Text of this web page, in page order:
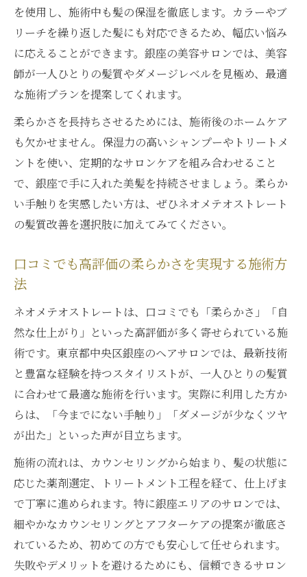
を使用し、施術中も髪の保湿を徹底します。カラーやブ
リーチを繰り返した髪にも対応できるため、幅広い悩み
に応えることができます。銀座の美容サロンでは、美容
師が一人ひとりの髪質やダメージレベルを見極め、最適
な施術プランを提案してくれます。
柔らかさを長持ちさせるためには、施術後のホームケア
も欠かせません。保湿力の高いシャンプーやトリートメ
ントを使い、定期的なサロンケアを組み合わせること
で、銀座で手に入れた美髪を持続させましょう。柔らか
い手触りを実感したい方は、ぜひネオメテオストレート
の髪質改善を選択肢に加えてみてください。
口コミでも高評価の柔らかさを実現する施術方
法
ネオメテオストレートは、口コミでも「柔らかさ」「自
然な仕上がり」といった高評価が多く寄せられている施
術です。東京都中央区銀座のヘアサロンでは、最新技術
と豊富な経験を持つスタイリストが、一人ひとりの髪質
に合わせて最適な施術を行います。実際に利用した方か
らは、「今までにない手触り」「ダメージが少なくツヤ
が出た」といった声が目立ちます。
施術の流れは、カウンセリングから始まり、髪の状態に
応じた薬剤選定、トリートメント工程を経て、仕上げま
で丁寧に進められます。特に銀座エリアのサロンでは、
細やかなカウンセリングとアフターケアの提案が徹底さ
れているため、初めての方でも安心して任せられます。
失敗やデメリットを避けるためにも、信頼できるサロン